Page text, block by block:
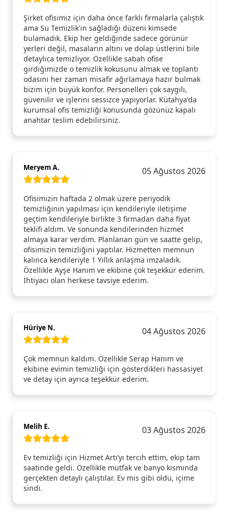
Şirket ofisimiz için daha önce farklı firmalarla çalıştık
ama Su Temizlik'in sağladığı düzeni kimsede
bulamadık. Ekip her geldiğinde sadece görünür
yerleri değil, masaların altını ve dolap üstlerini bile
detaylıca temizliyor. Özellikle sabah ofise
girdiğimizde o temizlik kokusunu almak ve toplantı
odasını her zaman misafir ağırlamaya hazır bulmak
bizim için büyük konfor. Personelleri çok saygılı,
güvenilir ve işlerini sessizce yapıyorlar. Kütahya'da
kurumsal ofis temizliği konusunda gözünüz kapalı
anahtar teslim edebilirsiniz.
Meryem A. 05 Ağustos 2026
Ofisimizin haftada 2 olmak üzere periyodik
temizliğinin yapılması için kendileriyle iletişime
geçtim kendileriyle birlikte 3 firmadan daha fiyat
teklifi aldım. Ve sonunda kendilerinden hizmet
almaya karar verdim. Planlanan gün ve saatte gelip,
ofisimizin temizliğini yaptılar. Hizmetten memnun
kalınca kendileriyle 1 Yıllık anlaşma imzaladık.
Özellikle Ayşe Hanım ve ekibine çok teşekkür ederim.
İhtiyacı olan herkese tavsiye ederim.
Hüriye N. 04 Ağustos 2026
Çok memnun kaldım. Özellikle Serap Hanım ve
ekibine evimin temizliği için gösterdikleri hassasiyet
ve detay için ayrıca teşekkür ederim.
Melih E. 03 Ağustos 2026
Ev temizliği için Hizmet Artı’yı tercih ettim, ekip tam
saatinde geldi. Özellikle mutfak ve banyo kısmında
gerçekten detaylı çalıştılar. Ev mis gibi oldu, içime
sindi.